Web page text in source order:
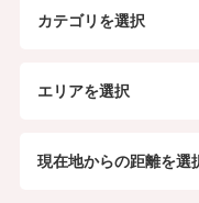
カテゴリを選択
エリアを選択
現在地からの距離を選